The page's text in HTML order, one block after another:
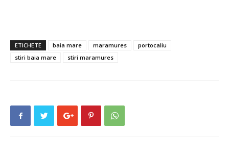
ETICHETE baia mare maramures
portocaliu
stiri baia mare
stiri maramures